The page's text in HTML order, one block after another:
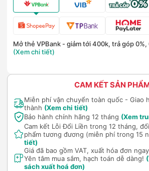
Mở thẻ VPBank - giảm tới 400k, trả góp
(Xem chi tiết)
CAM KẾT SẢN
Miễn phí vận chuyển toàn quốc - Giao
thành (Xem chi tiết)
Bảo hành chính hãng 12 tháng (Xem
Cam kết Lỗi Đổi Liền trong 12 tháng,
phẩm tương đương (miễn phí trong 15
tiết)
Giá đã bao gồm VAT, xuất hóa đơn
Yên tâm mua sắm, hạch toán dễ dàng!
sách xuất hoá đơn)